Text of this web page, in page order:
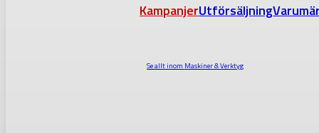
KampanjerUtförsäljning
Se allt inom Maskiner & Verktyg